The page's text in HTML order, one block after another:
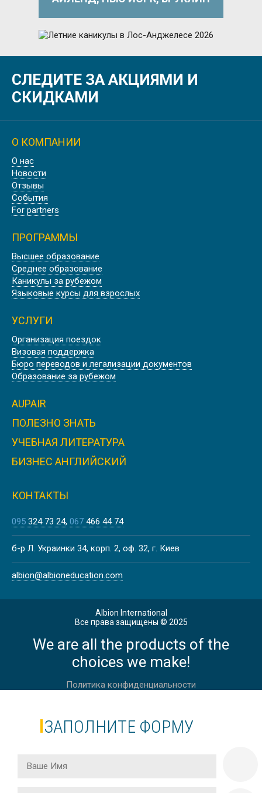
ЛЕТНИЕ КАНИКУЛЫ В ЛОС-
АНДЖЕЛЕСЕ 2026
ЛЕТНИЕ КАНИКУЛЫ В ОКСФОРДЕ
Лето
АНГЛИЙСКИЕ КАНИКУЛЫ В
ЛОНДОНЕ
ЛІТНІ КАНІКУЛИ В БАТІ
Лето
ЛЕТНИЕ КАНИКУЛЫ НА МАЛЬТЕ,
ВАЛЛЕТТА | CAVENDISH SCHOOL
ВЕСЕННИЕ КАНИКУЛЫ В
ЙОРКШИРЕ
ВЕСЕННИЕ КАНИКУЛЫ В АНГЛИИ,
СЛЕДИТЕ ЗА АКЦИЯМИ И
СКИДКАМИ
О КОМПАНИИ
О нас
Новости
Отзывы
События
For partners
ПРОГРАММЫ
Высшее образование
Среднее образование
Каникулы за рубежом
Языковые курсы для взрослых
УСЛУГИ
Организация поездок
Визовая поддержка
Бюро переводов и легализации документов
Образование за рубежом
AUPAIR
ПОЛЕЗНО ЗНАТЬ
УЧЕБНАЯ ЛИТЕРАТУРА
БИЗНЕС АНГЛИЙСКИЙ
КОНТАКТЫ
095 324 73 24 067 466 44 74
б-р Л. Украинки 34, корп. 2, оф. 32, г. Киев
albion@albioneducation.com
Albion International
Все права защищены © 2025
We are all the products of the
choices we make!
Политика конфиденциальности
ЗАПОЛНИТЕ ФОРМУ